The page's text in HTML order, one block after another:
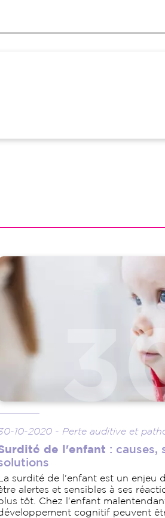
10-2020 - Perte auditive et
de l'enfant : causes,
La surdité de l'enfant est un enjeu
alertes et sensibles à ses
tôt. Chez l'enfant
cognitif peuvent